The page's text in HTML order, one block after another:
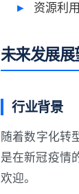
资源利
未来发展展
行业背景
随着数字化转
是在新冠疫情
欢迎。